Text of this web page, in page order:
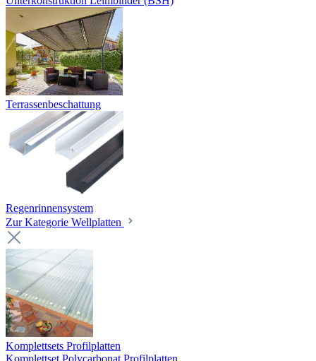
Terrassenbeschattung
Regenrinnensystem
Zur Kategorie Wellplatten
Komplettsets Profilplatten
Komplettset Polycarbonat Profilplatten